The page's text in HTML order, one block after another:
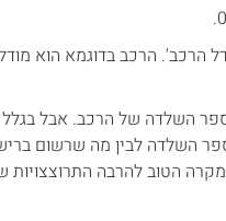
השלדה של הרכב. אבל
השלדה לבין מה שרשום
הטוב להרבה